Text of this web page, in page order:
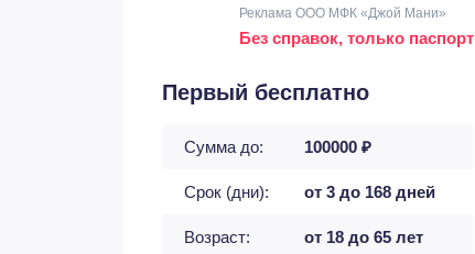
Реклама ООО МФК «Джой Мани»
Без справок, только паспорт
Первый бесплатно
Сумма до: 100000 ₽
Срок (дни): от 3 до 168 дней
Возраст: от 18 до 65 лет